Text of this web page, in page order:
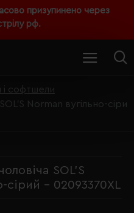
призупинено через
рф.
і софтшели
Norman вугільно-сіри
SOL'S
сірий - 02093370XL